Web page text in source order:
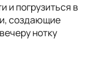
и погрузиться в
создающие
нотку